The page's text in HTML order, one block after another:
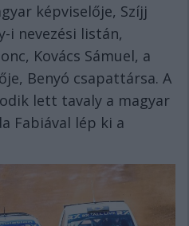
képviselője, Szíjj
i nevezési listán,
Kovács Sámuel, a
Benyó csapattársa. A
lett tavaly a magyar
Fabiával lép ki a